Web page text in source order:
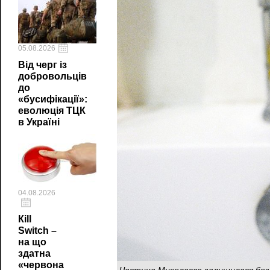
05.08.2026
Від черг із
добровольців
до
«бусифікації»:
еволюція ТЦК
в Україні
04.08.2026
Кill
Switch –
на що
здатна
«червона